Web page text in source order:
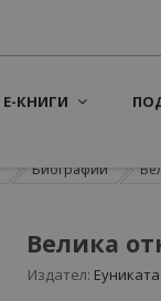
Е-КНИГИ
Биографии
Велика
Издател: Еуниката